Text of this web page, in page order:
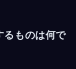
るものは何で